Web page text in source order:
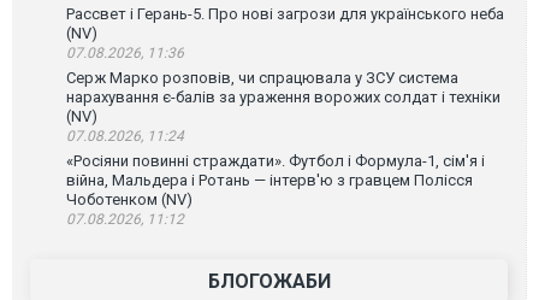
Рассвет і Герань-5. Про нові загрози для українського неба
(NV)
07.08.2026, 11:36
Серж Марко розповів, чи спрацювала у ЗСУ система
нарахування є-балів за ураження ворожих солдат і техніки
(NV)
07.08.2026, 11:24
«Росіяни повинні страждати». Футбол і Формула-1, сім'я і
війна, Мальдера і Ротань — інтерв'ю з гравцем Полісся
Чоботенком (NV)
07.08.2026, 11:12
БЛОГОЖАБИ